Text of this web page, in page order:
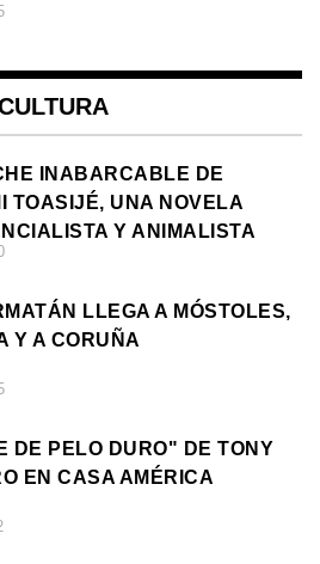
INABARCABLE DE
TOASIJÉ, UNA NOVELA
Y ANIMALISTA
LLEGA A MÓSTOLES,
Y A CORUÑA
DE PELO DURO" DE TONY
EN CASA AMÉRICA